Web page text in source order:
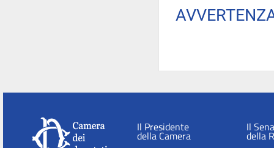
Il Presidente
della Camera
Il
della